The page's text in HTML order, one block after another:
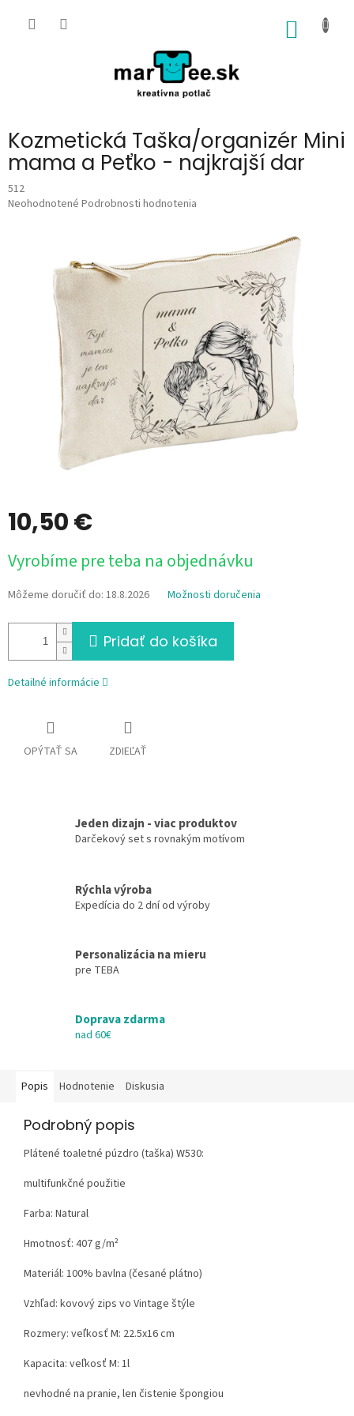
Kozmetická Taška/organizér Mini
mama a Peťko - najkrajší dar
512
Priemerné
hviezdičiek.
Neohodnotené Podrobnosti hodnotenia
10,50 €
cena:
Vyrobíme pre teba na objednávku
Môžeme doručiť do: 18.8.2026 Možnosti doručenia
Pridať do košíka
Detailné informácie
OPÝTAŤ SA ZDIEĽAŤ
Jeden dizajn - viac produktov
Darčekový set s rovnakým motívom
Rýchla výroba
Expedícia do 2 dní od výroby
Personalizácia na mieru
pre TEBA
Doprava zdarma
nad 60€
Popis Hodnotenie Diskusia
Podrobný popis
Plátené toaletné púzdro (taška) W530:
multifunkčné použitie
Farba: Natural
Hmotnosť: 407 g/m²
Materiál: 100% bavlna (česané plátno)
Vzhľad: kovový zips vo Vintage štýle
Rozmery: veľkosť M: 22.5x16 cm
Kapacita: veľkosť M: 1l
nevhodné na pranie, len čistenie špongiou